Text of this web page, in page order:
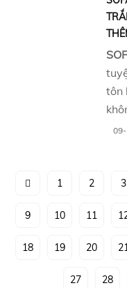
tôn
1 2 3
9 10 11
18 19 20
27 28